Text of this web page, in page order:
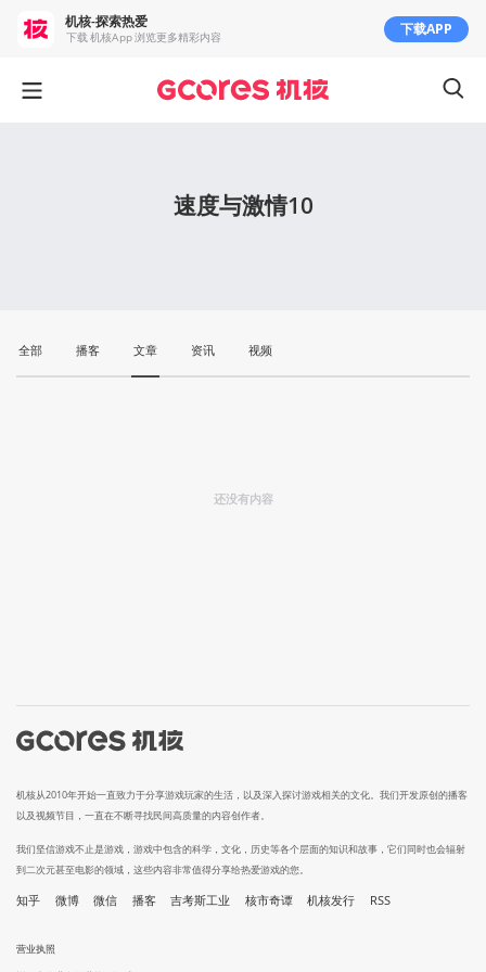
速度与激情10
全部 播客 文章 资讯 视频
还没有内容
机核从2010年开始一直致力于分享游戏玩家的生活，以及深入探讨游戏相关的文化。我们开发原创的播客
以及视频节目，一直在不断寻找民间高质量的内容创作者。
我们坚信游戏不止是游戏，游戏中包含的科学，文化，历史等各个层面的知识和故事，它们同时也会辐射
到二次元甚至电影的领域，这些内容非常值得分享给热爱游戏的您。
知乎 微博 微信 播客 吉考斯工业 核市奇谭 机核发行 RSS
营业执照
机核-探索热爱
下载 机核App 浏览更多精彩内容 下载APP